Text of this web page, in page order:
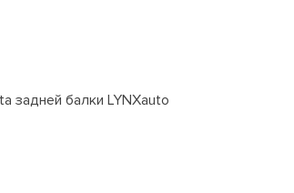
задней балки LYNXauto